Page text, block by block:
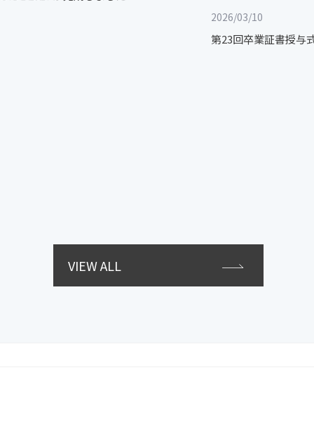
2026/03/10
第23回卒業証書授与
VIEW ALL